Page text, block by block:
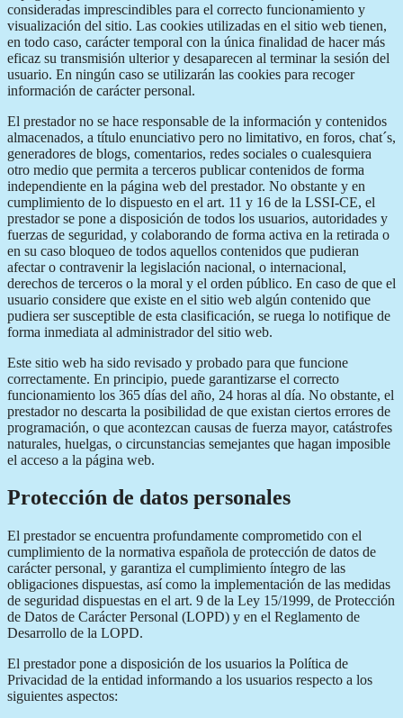
consideradas imprescindibles para el correcto funcionamiento y
visualización del sitio. Las cookies utilizadas en el sitio web tienen,
en todo caso, carácter temporal con la única finalidad de hacer más
eficaz su transmisión ulterior y desaparecen al terminar la sesión del
usuario. En ningún caso se utilizarán las cookies para recoger
información de carácter personal.
El prestador no se hace responsable de la información y contenidos
almacenados, a título enunciativo pero no limitativo, en foros, chat´s,
generadores de blogs, comentarios, redes sociales o cualesquiera
otro medio que permita a terceros publicar contenidos de forma
independiente en la página web del prestador. No obstante y en
cumplimiento de lo dispuesto en el art. 11 y 16 de la LSSI-CE, el
prestador se pone a disposición de todos los usuarios, autoridades y
fuerzas de seguridad, y colaborando de forma activa en la retirada o
en su caso bloqueo de todos aquellos contenidos que pudieran
afectar o contravenir la legislación nacional, o internacional,
derechos de terceros o la moral y el orden público. En caso de que el
usuario considere que existe en el sitio web algún contenido que
pudiera ser susceptible de esta clasificación, se ruega lo notifique de
forma inmediata al administrador del sitio web.
Este sitio web ha sido revisado y probado para que funcione
correctamente. En principio, puede garantizarse el correcto
funcionamiento los 365 días del año, 24 horas al día. No obstante, el
prestador no descarta la posibilidad de que existan ciertos errores de
programación, o que acontezcan causas de fuerza mayor, catástrofes
naturales, huelgas, o circunstancias semejantes que hagan imposible
el acceso a la página web.
Protección de datos personales
El prestador se encuentra profundamente comprometido con el
cumplimiento de la normativa española de protección de datos de
carácter personal, y garantiza el cumplimiento íntegro de las
obligaciones dispuestas, así como la implementación de las medidas
de seguridad dispuestas en el art. 9 de la Ley 15/1999, de Protección
de Datos de Carácter Personal (LOPD) y en el Reglamento de
Desarrollo de la LOPD.
El prestador pone a disposición de los usuarios la Política de
Privacidad de la entidad informando a los usuarios respecto a los
siguientes aspectos: